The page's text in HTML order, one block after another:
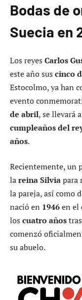
Bodas de
Suecia en
Los reyes Carlos
este año sus cinco
Estocolmo, ya han
evento
de abril, se llevará
cumpleaños del
años.
Recientemente, un
lareina Silviapara
la pareja, así como
nació en 1946en el
los cuatro años
comenzó
su abuelo.